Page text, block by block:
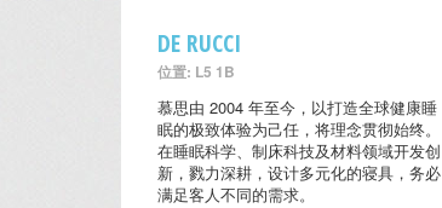
DE RUCCI
位置: L5 1B
慕思由 2004 年至今，以打造全球健康睡
眠的极致体验为己任，将理念贯彻始终。
在睡眠科学、制床科技及材料领域开发创
新，戮力深耕，设计多元化的寝具，务必
满足客人不同的需求。